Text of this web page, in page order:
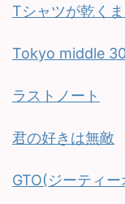
Tシャツが乾く
Tokyo middle
ラストノート
君の好きは無敵
GTO(ジーティー